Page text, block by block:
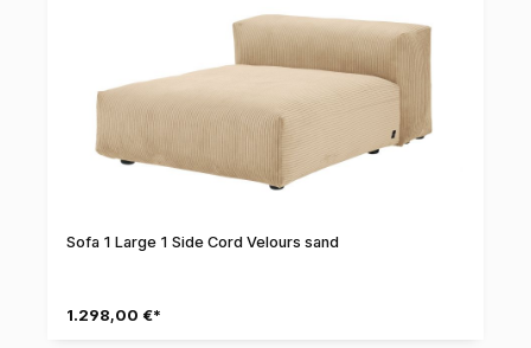
Sofa 1 Large 1 Side Cord Velours sand
1.298,00 €*